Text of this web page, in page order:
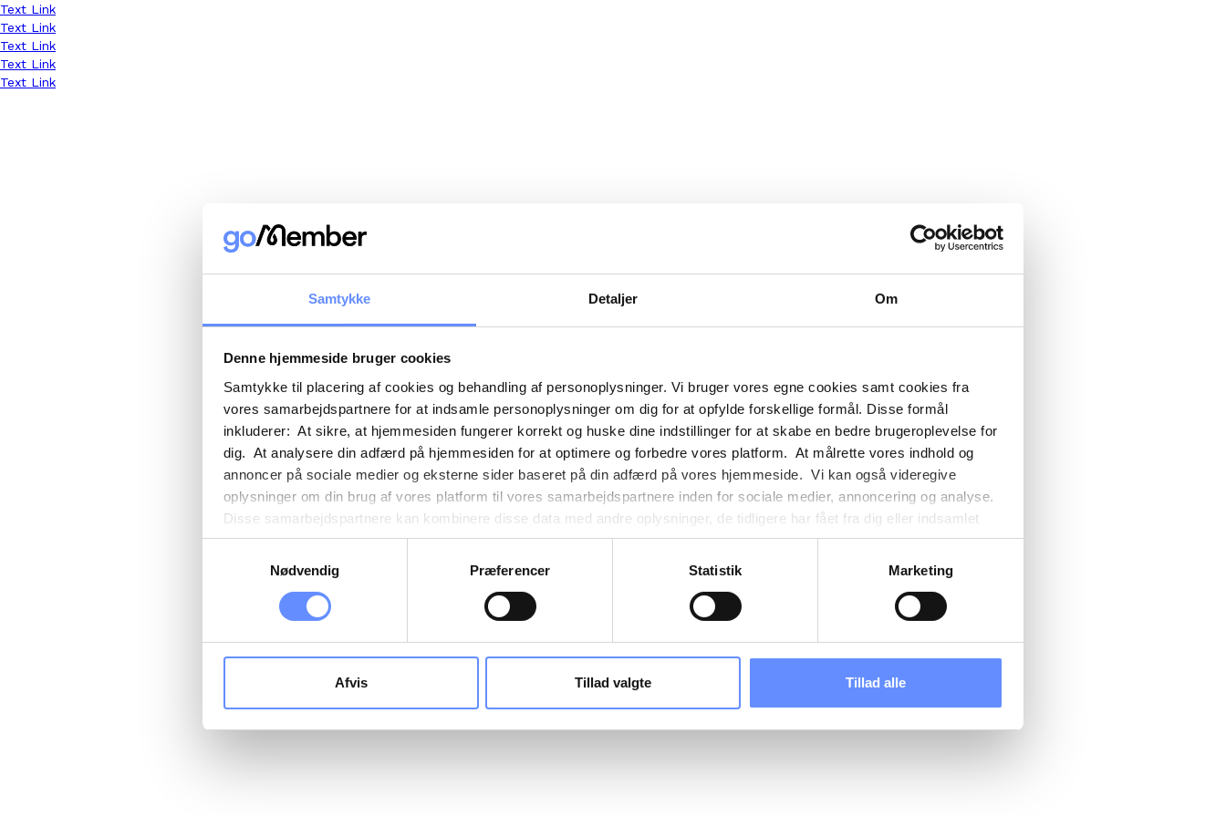
Samtykke Detaljer Om
Denne hjemmeside bruger cookies
Samtykke til placering af cookies og behandling af personoplysninger. Vi bruger vores egne cookies samt cookies fra
vores samarbejdspartnere for at indsamle personoplysninger om dig for at opfylde forskellige formål. Disse formål
inkluderer: At sikre, at hjemmesiden fungerer korrekt og huske dine indstillinger for at skabe en bedre brugeroplevelse for
dig. At analysere din adfærd på hjemmesiden for at optimere og forbedre vores platform. At målrette vores indhold og
annoncer på sociale medier og eksterne sider baseret på din adfærd på vores hjemmeside. Vi kan også videregive
oplysninger om din brug af vores platform til vores samarbejdspartnere inden for sociale medier, annoncering og analyse.
Disse samarbejdspartnere kan kombinere disse data med andre oplysninger, de tidligere har fået fra dig eller indsamlet
gennem din brug af deres tjenester. Det skal bemærkes, at nogle af vores samarbejdspartnere kan være placeret i usikre
tredjelande, herunder USA. Under detaljer finder du yderligere information om formålene med cookies, overordnede
cookie opbevares. Du bestemmer selv, hvilke formål vores hjemmeside må anvende cookies til og dermed behandle
Nødvendig
Præferencer Statistik Marketing
Afvis Tillad valgte Tillad alle
Text Link
Text Link
Text Link
Text Link
Text Link